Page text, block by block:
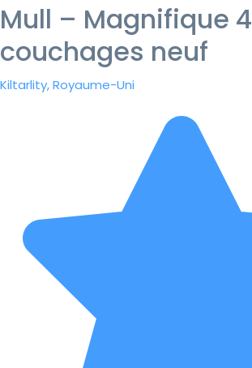
Mull – Magnifique 4
couchages neuf
Kiltarlity, Royaume-Uni